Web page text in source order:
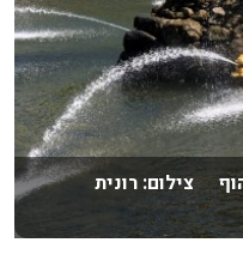
צילום: רונית